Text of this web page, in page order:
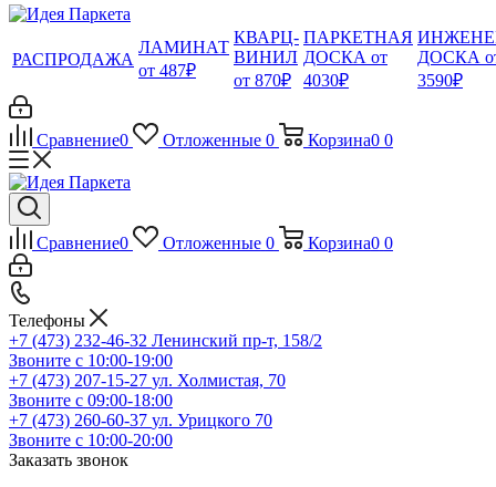
РАСПРОДАЖА
ЛАМИНАТ
от 487₽
КВАРЦ-
ВИНИЛ
от 870₽
ПАРКЕТНАЯ
ДОСКА от
4030₽
ДОСКА
3590₽
Сравнение0 Отложенные 0 Корзина0 0
Сравнение0 Отложенные 0 Корзина0 0
Телефоны
+7 (473) 232-46-32 Ленинский пр-т, 158/2
Звоните с 10:00-19:00
+7 (473) 207-15-27 ул. Холмистая, 70
Звоните с 09:00-18:00
+7 (473) 260-60-37 ул. Урицкого 70
Звоните с 10:00-20:00
Заказать звонок